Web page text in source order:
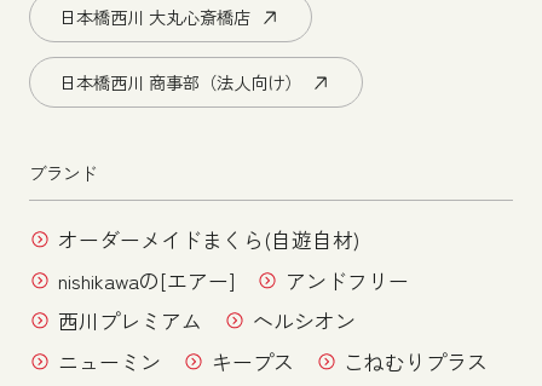
日本橋西川 大丸心斎橋店
日本橋西川 商事部（法人向け）
ブランド
オーダーメイドまくら(自遊自材)
nishikawaの[エアー]
アンドフリー
西川プレミアム
ヘルシオン
ニューミン
キープス
こねむりプラス